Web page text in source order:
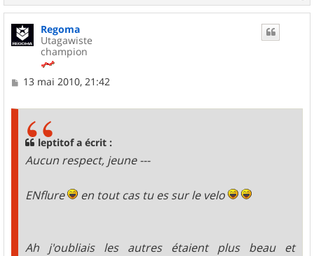
a
Regoma
Utagawiste
champion
M13 mai 2010, 21:42
leptitof a écrit :
Aucun respect, jeune ---
ENflure en tout cas tu es sur le velo
Ah j'oubliais les autres étaient plus beau et